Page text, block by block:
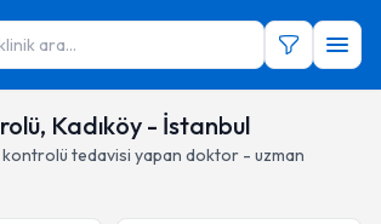
ara...
Kadıköy - İstanbul
kontrolü tedavisi yapan doktor - uzman